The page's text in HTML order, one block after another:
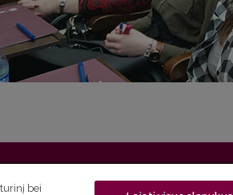
LT-01131 Vilnius
bei